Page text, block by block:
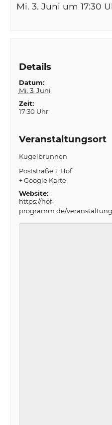
Mi. 3. Juni um 17:30
Details
Datum:
Mi. 3. Juni
Zeit:
17:30 Uhr
Veranstaltungsort
Kugelbrunnen
Poststraße 1 Hof
+ Google Karte
Website:
https://hof-
programm.de/